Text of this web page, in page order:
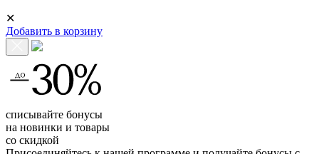
✕
Добавить в корзину
списывайте бонусы
на новинки и товары
со скидкой